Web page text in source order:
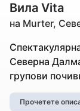
Вила Vita
на Murter,
Северна
групови
Прочетете